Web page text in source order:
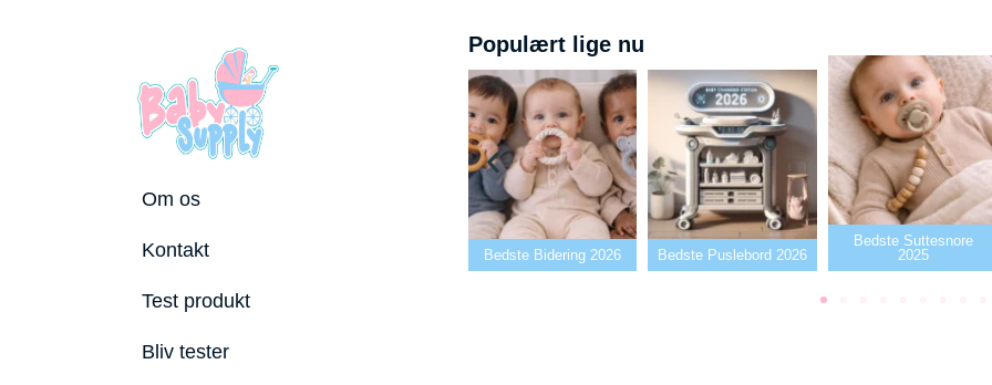
Om os
Kontakt
Test produkt
Bliv tester
Populært lige nu
Bedste tremmeseng
2026
Bedste Bidering 2026 Bedste Puslebord 2026
Bedste Suttesnore
2025